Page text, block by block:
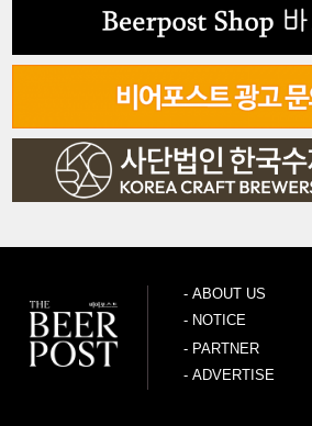
- ABOUT US
- NOTICE
- PARTNER
- ADVERTISE